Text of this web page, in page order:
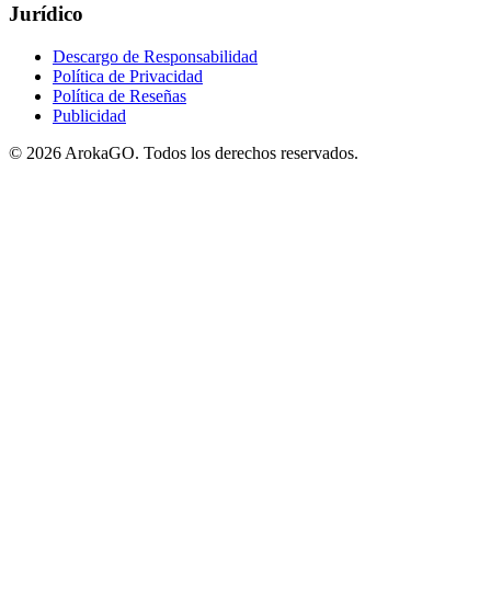
Jurídico
Descargo de Responsabilidad
Política de Privacidad
Política de Reseñas
Publicidad
© 2026 ArokaGO. Todos los derechos reservados.